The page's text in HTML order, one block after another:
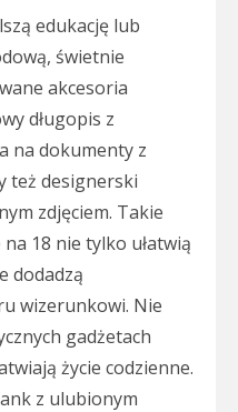
edukację lub
świetnie
akcesoria
długopis z
na dokumenty z
też designerski
zdjęciem. Takie
18 nie tylko ułatwią
dodadzą
wizerunkowi. Nie
gadżetach
życie codzienne.
z ulubionym